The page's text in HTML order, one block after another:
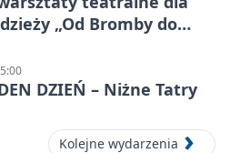
„Od Bromby do
DZIEŃ – Niżne Tatry
Kolejne wydarzenia